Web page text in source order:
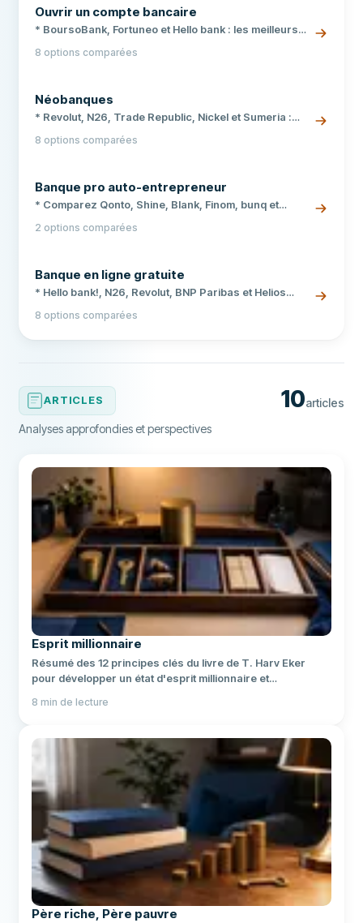
Ouvrir un compte bancaire
* BoursoBank, Fortuneo et Hello bank : les meilleurs
conditions d’ouverture et services comparés pour
8 options comparées
Néobanques
* Revolut, N26, Trade Republic, Nickel et Sumeria :
néobanques disponibles en France. * Comparez les
* Accédez à notre comparatif interactif pour choisir
votre néobanque en quelques minutes.
8 options comparées
Banque pro auto-entrepreneur
* Comparez Qonto, Shine, Blank, Finom, bunq et
virements et garantie FGDR. * Choisissez l'offre
2 options comparées
Banque en ligne gratuite
* Hello bank!, N26, Revolut, BNP Paribas et Helios
paiements à l'étranger expliqués. * Choix par profil
8 options comparées
ARTICLES 10articles
Analyses approfondies et perspectives
Esprit millionnaire
Résumé des 12 principes clés du livre de T. Harv Eker
pour développer un état d'esprit millionnaire et
8 min de lecture
Père riche, Père pauvre